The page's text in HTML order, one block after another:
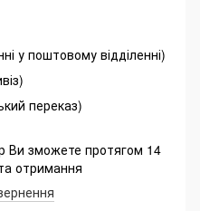
у поштовому відділенні)
переказ)
Ви зможете протягом 14
отримання